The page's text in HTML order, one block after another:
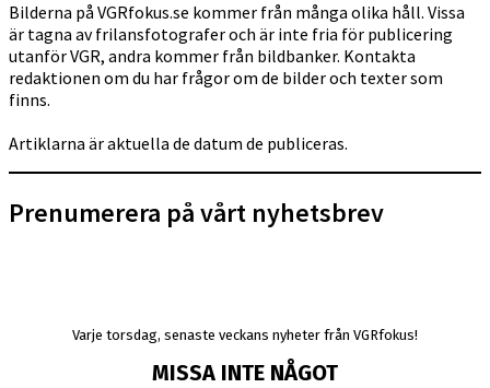
Bilderna på VGRfokus.se kommer från många olika håll. Vissa
är tagna av frilansfotografer och är inte fria för publicering
utanför VGR, andra kommer från bildbanker. Kontakta
redaktionen om du har frågor om de bilder och texter som
finns.
Artiklarna är aktuella de datum de publiceras.
Prenumerera på vårt nyhetsbrev
Varje torsdag, senaste veckans nyheter från VGRfokus!
MISSA INTE NÅGOT